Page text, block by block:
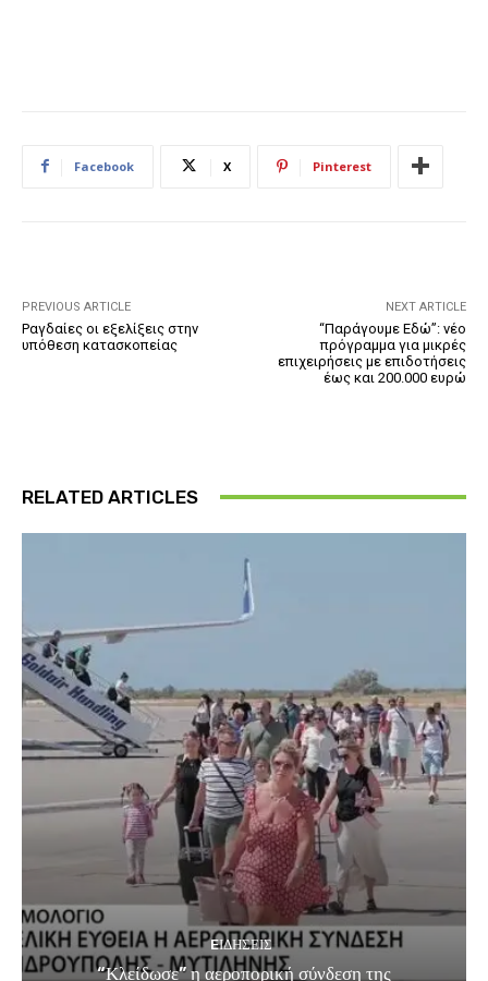
Facebook X Pinterest
PREVIOUS ARTICLE
Ραγδαίες οι εξελίξεις στην
υπόθεση κατασκοπείας
NEXT ARTICLE
“Παράγουμε Εδώ”: νέο
πρόγραμμα για μικρές
επιχειρήσεις με επιδοτήσεις
έως και 200.000 ευρώ
RELATED ARTICLES
EΙΔΗΣΕΙΣ
“Κλείδωσε” η αεροπορική σύνδεση της